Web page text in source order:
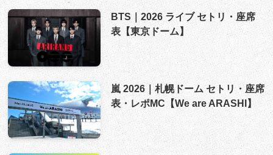
BTS｜2026 ライブ セトリ・座席
表【東京ドーム】
嵐 2026｜札幌ドーム セトリ・座席
表・レポMC【We are ARASHI】